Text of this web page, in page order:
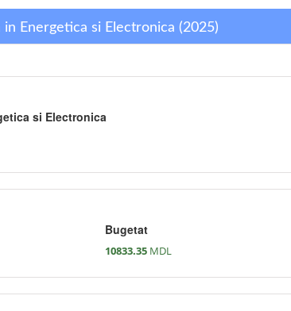
Energetica si Electronica (2025)
si Electronica
Bugetat
10833.35 MDL